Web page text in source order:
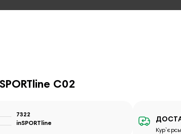
C02
7322
inSPORTline